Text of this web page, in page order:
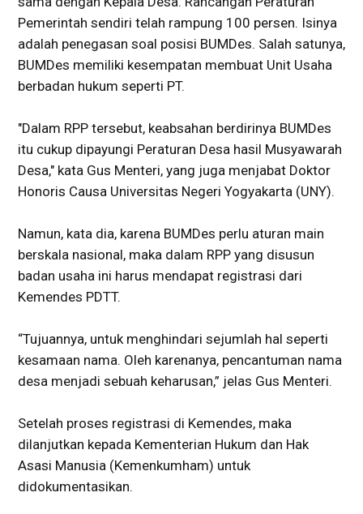
Pemerintah sendiri telah rampung 100 persen. Isinya
adalah penegasan soal posisi BUMDes. Salah satunya,
BUMDes memiliki kesempatan membuat Unit Usaha
berbadan hukum seperti PT.
"Dalam RPP tersebut, keabsahan berdirinya BUMDes
itu cukup dipayungi Peraturan Desa hasil Musyawarah
Desa," kata Gus Menteri, yang juga menjabat Doktor
Honoris Causa Universitas Negeri Yogyakarta (UNY).
Namun, kata dia, karena BUMDes perlu aturan main
berskala nasional, maka dalam RPP yang disusun
badan usaha ini harus mendapat registrasi dari
Kemendes PDTT.
“Tujuannya, untuk menghindari sejumlah hal seperti
kesamaan nama. Oleh karenanya, pencantuman nama
desa menjadi sebuah keharusan,” jelas Gus Menteri.
Setelah proses registrasi di Kemendes, maka
dilanjutkan kepada Kementerian Hukum dan Hak
Asasi Manusia (Kemenkumham) untuk
didokumentasikan.